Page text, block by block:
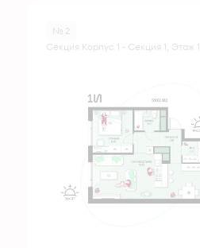
№ 2
Секция Корпус 1 - Секция 1, Этаж 1